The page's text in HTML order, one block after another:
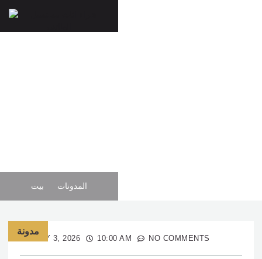
بيت المدونات
مدونة
JULY 3, 2026 10:00 AM NO COMMENTS